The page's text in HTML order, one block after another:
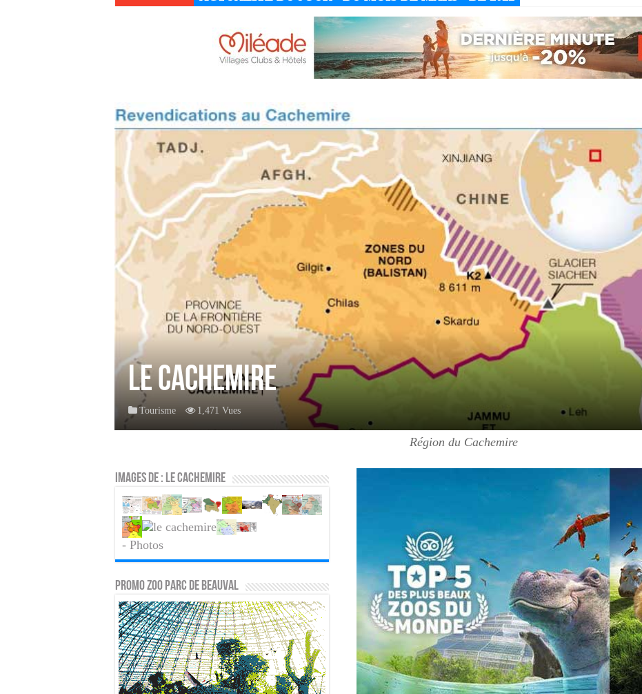
Le Cachemire
Tourisme 1,471 Vues
Région du Cachemire
Images de : Le Cachemire
- Photos
PROMO ZOO PARC DE BEAUVAL